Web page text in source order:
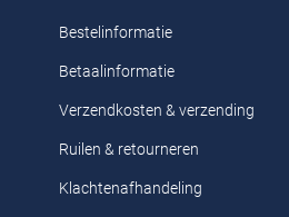
Seidensticker
State of Art
Tommy Hilfiger
Replay
Reset
Roy Robson
Schiesser
Bestelinformatie
Betaalinformatie
Verzendkosten & verzending
Ruilen & retourneren
Klachtenafhandeling